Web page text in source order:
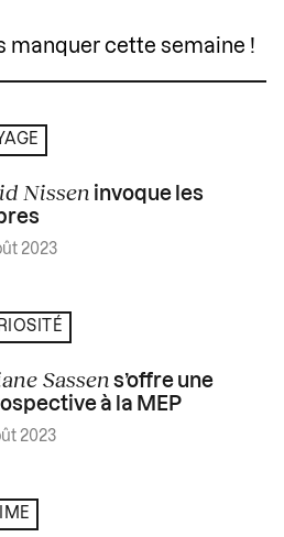
manquer cette semaine !
Nissen invoque les
2023
Sassen s’offre une
à la MEP
2023